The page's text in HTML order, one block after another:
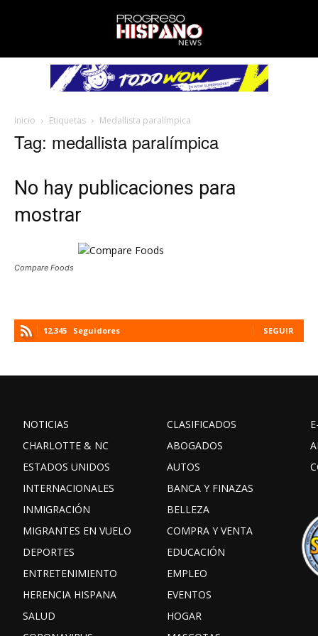
Inicio Etiquetas Medallista paralímpica
Tag: medallista paralímpica
No hay publicaciones para
mostrar
Compare Foods
12,345 Seguidores SEGUIR
NOTICIAS
CHARLOTTE & NC
ESTADOS UNIDOS
INTERNACIONALES
INMIGRACIÓN
MIGRANTES EN VUELO
DEPORTES
ENTRETENIMIENTO
HERENCIA HISPANA
SALUD
CLASIFICADOS
ABOGADOS
AUTOS
BANCA Y FINAZAS
BELLEZA
COMPRA Y VENTA
EDUCACIÓN
EMPLEO
EVENTOS
HOGAR